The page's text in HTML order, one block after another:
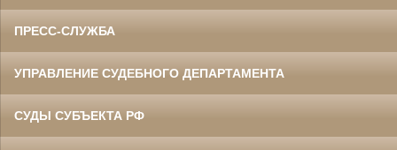
ПРЕСС-СЛУЖБА
УПРАВЛЕНИЕ СУДЕБНОГО ДЕПАРТАМЕНТА
СУДЫ СУБЪЕКТА РФ